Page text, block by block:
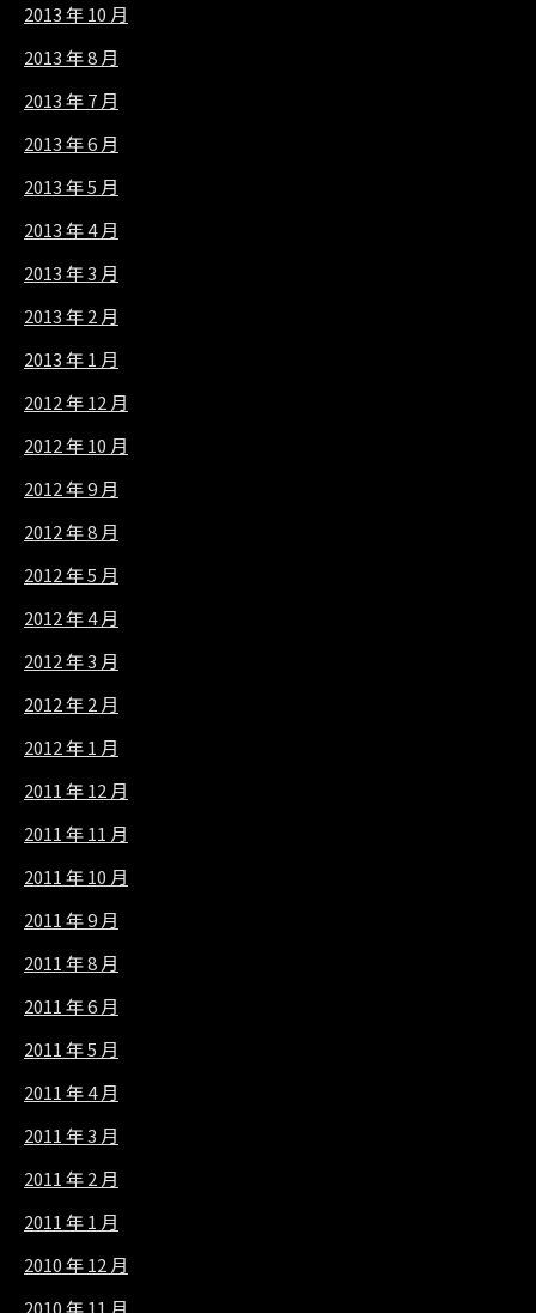
2013 年 10 月
2013 年 8 月
2013 年 7 月
2013 年 6 月
2013 年 5 月
2013 年 4 月
2013 年 3 月
2013 年 2 月
2013 年 1 月
2012 年 12 月
2012 年 10 月
2012 年 9 月
2012 年 8 月
2012 年 5 月
2012 年 4 月
2012 年 3 月
2012 年 2 月
2012 年 1 月
2011 年 12 月
2011 年 11 月
2011 年 10 月
2011 年 9 月
2011 年 8 月
2011 年 6 月
2011 年 5 月
2011 年 4 月
2011 年 3 月
2011 年 2 月
2011 年 1 月
2010 年 12 月